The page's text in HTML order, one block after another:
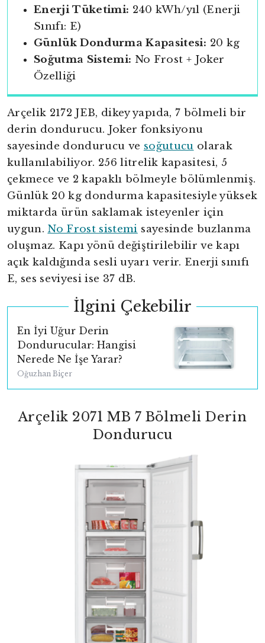
Enerji Tüketimi: 240 kWh/yıl (Enerji
Sınıfı: E)
Günlük Dondurma Kapasitesi: 20 kg
Soğutma Sistemi: No Frost + Joker
Özelliği
Arçelik 2172 JEB, dikey yapıda, 7 bölmeli bir
derin dondurucu. Joker fonksiyonu
sayesinde dondurucu ve soğutucu olarak
kullanılabiliyor. 256 litrelik kapasitesi, 5
çekmece ve 2 kapaklı bölmeyle bölümlenmiş.
Günlük 20 kg dondurma kapasitesiyle yüksek
miktarda ürün saklamak isteyenler için
uygun. No Frost sistemi sayesinde buzlanma
oluşmaz. Kapı yönü değiştirilebilir ve kapı
açık kaldığında sesli uyarı verir. Enerji sınıfı
E, ses seviyesi ise 37 dB.
İlgini Çekebilir
En İyi Uğur Derin
Dondurucular: Hangisi
Nerede Ne İşe Yarar?
Oğuzhan Biçer
Arçelik 2071 MB 7 Bölmeli Derin
Dondurucu